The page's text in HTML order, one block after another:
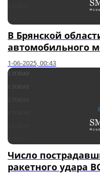
В Брянской
автомобильного
1-06-2025, 00:43
Число
ракетного удара